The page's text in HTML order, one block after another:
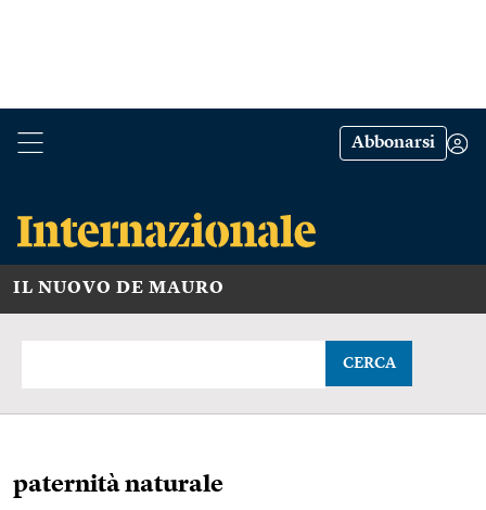
Abbonarsi
IL NUOVO DE MAURO
CERCA
paternità naturale